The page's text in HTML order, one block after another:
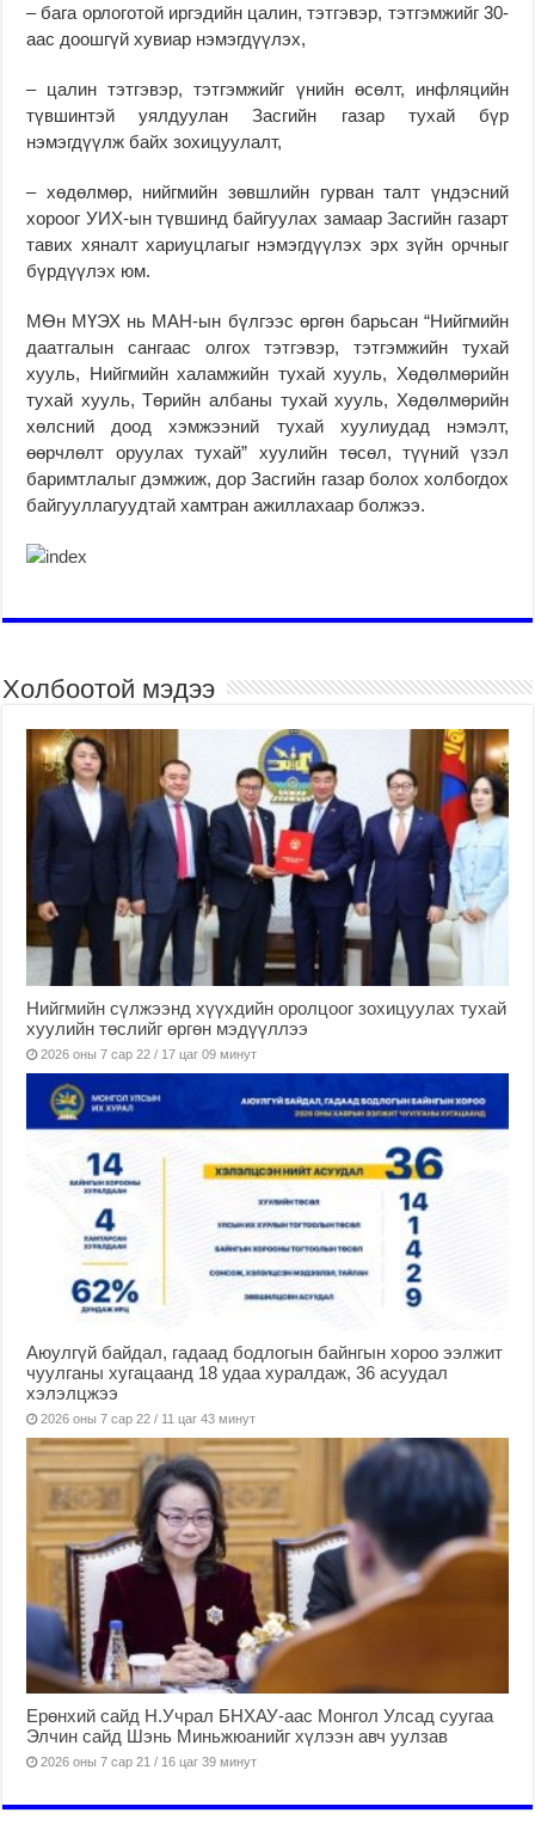
– бага орлоготой иргэдийн цалин, тэтгэвэр, тэтгэмжийг 30-
аас доошгүй хувиар нэмэгдүүлэх,
– цалин тэтгэвэр, тэтгэмжийг үнийн өсөлт, инфляцийн
түвшинтэй уялдуулан Засгийн газар тухай бүр
нэмэгдүүлж байх зохицуулалт,
– хөдөлмөр, нийгмийн зөвшлийн гурван талт үндэсний
хороог УИХ-ын түвшинд байгуулах замаар Засгийн газарт
тавих хяналт хариуцлагыг нэмэгдүүлэх эрх зүйн орчныг
бүрдүүлэх юм.
МӨн МҮЭХ нь МАН-ын бүлгээс өргөн барьсан “Нийгмийн
даатгалын сангаас олгох тэтгэвэр, тэтгэмжийн тухай
хууль, Нийгмийн халамжийн тухай хууль, Хөдөлмөрийн
тухай хууль, Төрийн албаны тухай хууль, Хөдөлмөрийн
хөлсний доод хэмжээний тухай хуулиудад нэмэлт,
өөрчлөлт оруулах тухай” хуулийн төсөл, түүний үзэл
баримтлалыг дэмжиж, дор Засгийн газар болох холбогдох
байгууллагуудтай хамтран ажиллахаар болжээ.
Холбоотой мэдээ
Нийгмийн сүлжээнд хүүхдийн оролцоог зохицуулах тухай
хуулийн төслийг өргөн мэдүүллээ
2026 оны 7 сар 22 / 17 цаг 09 минут
Аюулгүй байдал, гадаад бодлогын байнгын хороо ээлжит
чуулганы хугацаанд 18 удаа хуралдаж, 36 асуудал
хэлэлцжээ
2026 оны 7 сар 22 / 11 цаг 43 минут
Ерөнхий сайд Н.Учрал БНХАУ-аас Монгол Улсад суугаа
Элчин сайд Шэнь Миньжюанийг хүлээн авч уулзав
2026 оны 7 сар 21 / 16 цаг 39 минут